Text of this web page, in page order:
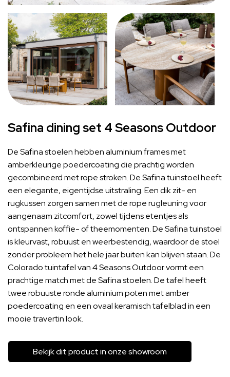
Safina dining set 4 Seasons Outdoor
De Safina stoelen hebben aluminium frames met
amberkleurige poedercoating die prachtig worden
gecombineerd met rope stroken. De Safina tuinstoel heeft
een elegante, eigentijdse uitstraling. Een dik zit- en
rugkussen zorgen samen met de rope rugleuning voor
aangenaam zitcomfort, zowel tijdens etentjes als
ontspannen koffie- of theemomenten. De Safina tuinstoel
is kleurvast, robuust en weerbestendig, waardoor de stoel
zonder probleem het hele jaar buiten kan blijven staan. De
Colorado tuintafel van 4 Seasons Outdoor vormt een
prachtige match met de Safina stoelen. De tafel heeft
twee robuuste ronde aluminium poten met amber
poedercoating en een ovaal keramisch tafelblad in een
mooie travertin look.
Bekijk dit product in onze showroom